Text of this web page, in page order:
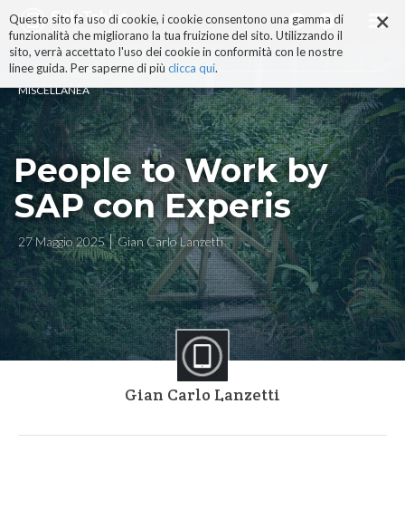
×
Questo sito fa uso di cookie, i cookie consentono una gamma di
funzionalità che migliorano la tua fruizione del sito. Utilizzando il
sito, verrà accettato l'uso dei cookie in conformità con le nostre
linee guida. Per saperne di più clicca qui.
ai
contenuti.
|
alla
navigazione
MISCELLANEA
People to Work by
SAP con Experis
27 Maggio 2025 Gian Carlo Lanzetti
Gian Carlo Lanzetti